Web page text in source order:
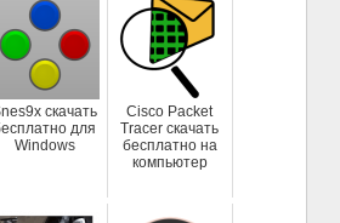
скачать
для
Windows
Cisco Packet
Tracer скачать
бесплатно на
компьютер